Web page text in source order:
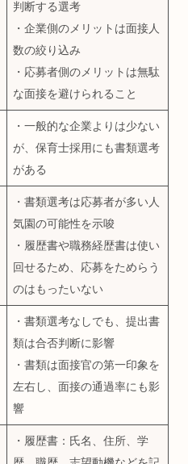
判断する選考
・企業側のメリットは面接人
数の絞り込み
・応募者側のメリットは無駄
な面接を避けられること
・一般的な企業よりは少ない
が、保育士採用にも書類選考
がある
・書類選考は応募者が多い人
気園の可能性を示唆
・履歴書や職務経歴書は使い
回せるため、応募をためらう
のはもったいない
・書類選考なしでも、提出書
類は合否判断に影響
・書類は面接官の第一印象を
左右し、面接の通過率にも影
響
・履歴書：氏名、住所、学